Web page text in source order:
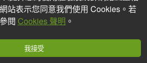
站表示您同意我們使用 Cookies。若
閱 Cookies 聲明 。
我接受